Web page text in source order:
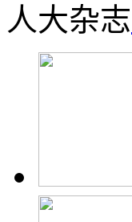
人大杂志